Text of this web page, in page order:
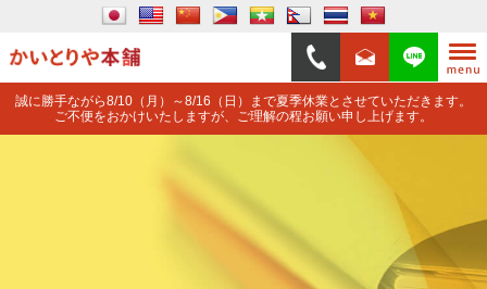
誠に勝手ながら8/10（月）～8/16（日）まで夏季休業とさせていただきます。
ご不便をおかけいたしますが、ご理解の程お願い申し上げます。